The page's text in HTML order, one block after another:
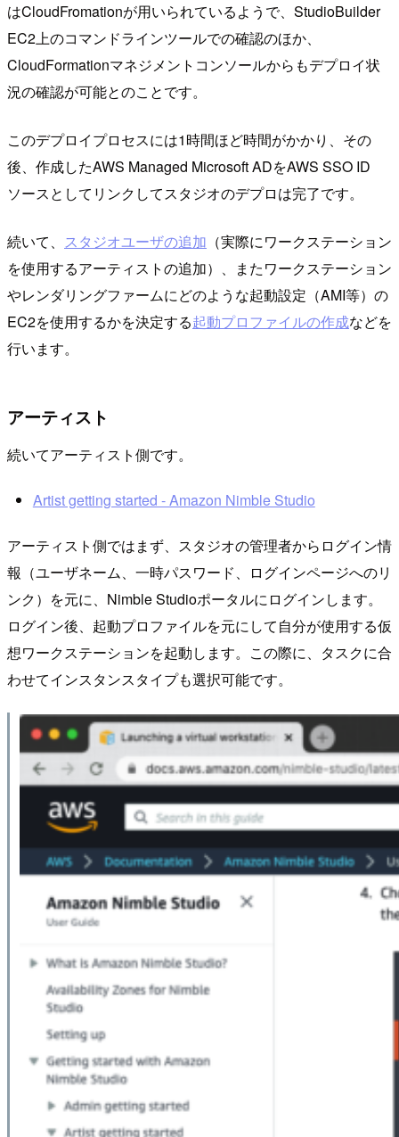
はCloudFromationが用いられているようで、StudioBuilder
EC2上のコマンドラインツールでの確認のほか、
CloudFormationマネジメントコンソールからもデプロイ状
況の確認が可能とのことです。
このデプロイプロセスには1時間ほど時間がかかり、その
後、作成したAWS Managed Microsoft ADをAWS SSO ID
ソースとしてリンクしてスタジオのデプロは完了です。
続いて、 スタジオユーザの追加 （実際にワークステーション
を使用するアーティストの追加）、またワークステーション
やレンダリングファームにどのような起動設定（AMI等）の
EC2を使用するかを決定する起動プロファイルの作成などを
行います。
アーティスト
続いてアーティスト側です。
Artist getting started - Amazon Nimble Studio
アーティスト側ではまず、スタジオの管理者からログイン情
報（ユーザネーム、一時パスワード、ログインページへのリ
ンク）を元に、Nimble Studioポータルにログインします。
ログイン後、起動プロファイルを元にして自分が使用する仮
想ワークステーションを起動します。この際に、タスクに合
わせてインスタンスタイプも選択可能です。